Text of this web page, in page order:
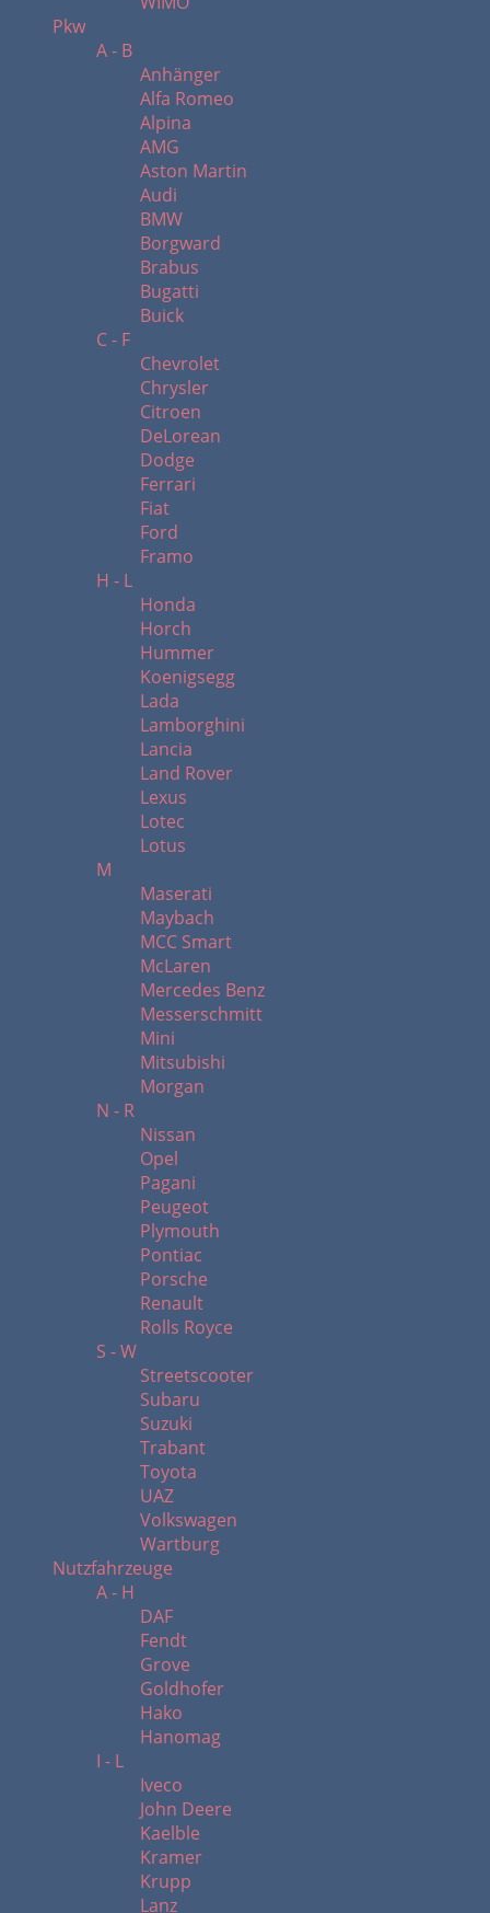
Pkw
A - B
Anhänger
Alfa Romeo
Alpina
AMG
Aston Martin
Audi
BMW
Borgward
Brabus
Bugatti
Buick
C - F
Chevrolet
Chrysler
Citroen
DeLorean
Dodge
Ferrari
Fiat
Ford
Framo
H - L
Honda
Horch
Hummer
Koenigsegg
Lada
Lamborghini
Lancia
Land Rover
Lexus
Lotec
Lotus
M
Maserati
Maybach
MCC Smart
McLaren
Mercedes Benz
Messerschmitt
Mini
Mitsubishi
Morgan
N - R
Nissan
Opel
Pagani
Peugeot
Plymouth
Pontiac
Porsche
Renault
Rolls Royce
S - W
Streetscooter
Subaru
Suzuki
Trabant
Toyota
UAZ
Volkswagen
Wartburg
Nutzfahrzeuge
A - H
DAF
Fendt
Grove
Goldhofer
Hako
Hanomag
I - L
Iveco
John Deere
Kaelble
Kramer
Krupp
Lanz